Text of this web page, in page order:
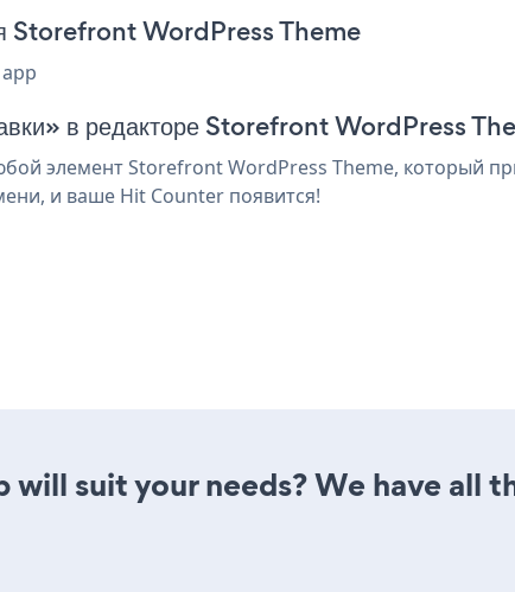
Storefront WordPress Theme
в редакторе Storefront WordPress
элемент Storefront WordPress Theme, который
и ваше Hit Counter появится!
suit your needs? We have all